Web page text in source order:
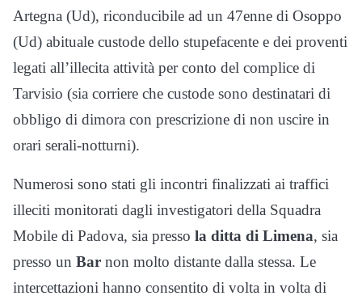
Artegna (Ud), riconducibile ad un 47enne di Osoppo
(Ud) abituale custode dello stupefacente e dei proventi
legati all’illecita attività per conto del complice di
Tarvisio (sia corriere che custode sono destinatari di
obbligo di dimora con prescrizione di non uscire in
orari serali-notturni).
Numerosi sono stati gli incontri finalizzati ai traffici
illeciti monitorati dagli investigatori della Squadra
Mobile di Padova, sia presso la ditta di Limena, sia
presso un Bar non molto distante dalla stessa. Le
intercettazioni hanno consentito di volta in volta di